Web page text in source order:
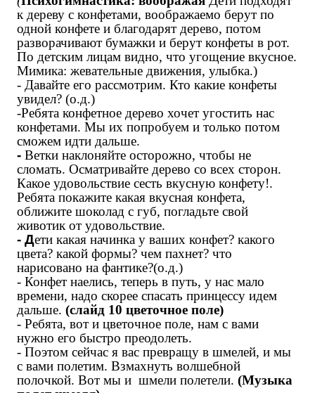
к дереву с конфетами, воображаемо берут по
одной конфете и благодарят дерево, потом
разворачивают бумажки и берут конфеты в рот.
По детским лицам видно, что угощение вкусное.
Мимика: жевательные движения, улыбка.)
- Давайте его рассмотрим. Кто какие конфеты
увидел? (о.д.)
-Ребята конфетное дерево хочет угостить нас
конфетами. Мы их попробуем и только потом
сможем идти дальше.
- Ветки наклоняйте осторожно, чтобы не
сломать. Осматривайте дерево со всех сторон.
Какое удовольствие сесть вкусную конфету!.
Ребята покажите какая вкусная конфета,
оближите шоколад с губ, погладьте свой
животик от удовольствие.
- Дети какая начинка у ваших конфет? какого
цвета? какой формы? чем пахнет? что
нарисовано на фантике?(о.д.)
- Конфет наелись, теперь в путь, у нас мало
времени, надо скорее спасать принцессу идем
дальше. (слайд 10 цветочное поле)
- Ребята, вот и цветочное поле, нам с вами
нужно его быстро преодолеть.
- Поэтом сейчас я вас превращу в шмелей, и мы
с вами полетим. Взмахнуть волшебной
полочкой. Вот мы и шмели полетели. (Музыка